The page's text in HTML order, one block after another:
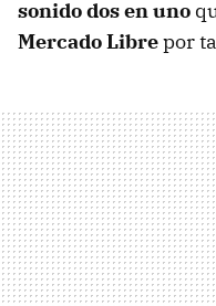
sonido dos en uno
Mercado Librepor